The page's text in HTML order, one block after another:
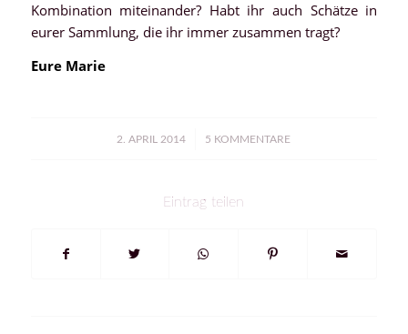
Kombination miteinander? Habt ihr auch Schätze in
eurer Sammlung, die ihr immer zusammen tragt?
Eure Marie
2. APRIL 2014
/ 5 KOMMENTARE
Eintrag teilen